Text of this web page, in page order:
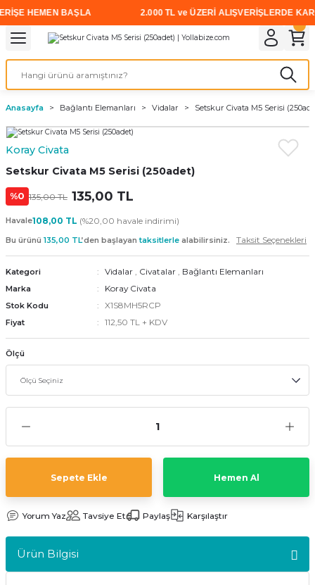
HEMEN BAŞLA 2.000 TL ve ÜZERİ ALIŞVERİŞLERDE KARGO
Geri Dön
Geri Dön
Geri Dön
Akıllı Vidalar
Sunta Vidası
Geri Dön
Geri Dön
Akülü Vidalamalar
Elektrikli Matkaplar
Gaz Armatürleri
Mıknatıslar
Geri Dön
Geri Dön
Cırt Zımparalar
Anasayfa
Bağlantı Elemanları Vidalar Setskur Civata M5 Serisi
Koray Civata
Setskur Civata M5 Serisi (250adet)
%0 135,00 TL 135,00 TL
Havale108,00 TL (%20,00 havale indirimi)
Bu ürünü 135,00 TL’den başlayantaksitlerle alabilirsiniz. Taksit Seçenekleri
Kategori Vidalar , Civatalar , Bağlantı Elemanları
Marka Koray Civata
Stok Kodu X1S8MH5RCP
Fiyat 112,50 TL + KDV
Ölçü
Sepete Ekle Hemen Al
Yorum Yaz Tavsiye Et Paylaş Karşılaştır
Ürün Bilgisi